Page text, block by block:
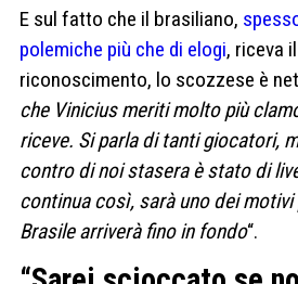
E sul fatto che il brasiliano,
polemiche più che di elogi, riceva
riconoscimento, lo scozzese è
che Vinicius meriti molto più
riceve. Si parla di tanti giocatori,
contro di noi stasera è stato di
continua così, sarà uno dei
Brasile arriverà fino in fondo“.